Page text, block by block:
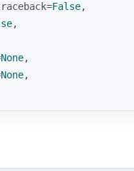
False,
,
None,
None,